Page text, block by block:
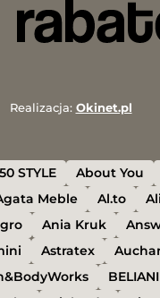
Realizacja: Okinet.pl
50 STYLE About You
Meble Al.to
Ania Kruk
Astratex
BELIANI